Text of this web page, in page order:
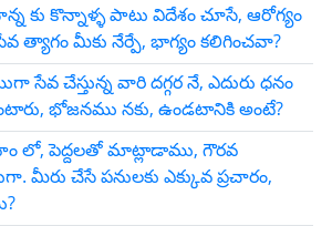
కు కొన్నాళ్ళ పాటు విదేశం చూసే, ఆరోగ్యం
త్యాగం మీకు నేర్పే, భాగ్యం కలిగించవా?
సేవ చేస్తున్న వారి దగ్గర నే, ఎదురు ధనం
భోజనము నకు, ఉండటానికి అంటే?
లో, పెద్దలతో మాట్లాడాము, గౌరవ
మీరు చేసే పనులకు ఎక్కువ ప్రచారం,